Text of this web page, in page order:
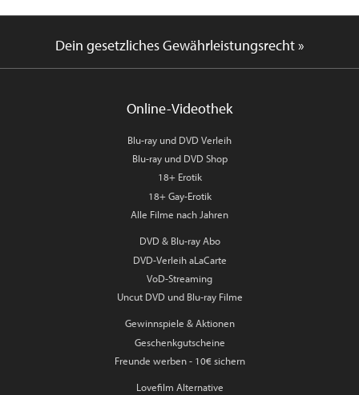
Dein gesetzliches Gewährleistungsrecht »
Online-Videothek
Blu-ray und DVD Verleih
Blu-ray und DVD Shop
18+ Erotik
18+ Gay-Erotik
Alle Filme nach Jahren
DVD & Blu-ray Abo
DVD-Verleih aLaCarte
VoD-Streaming
Uncut DVD und Blu-ray Filme
Gewinnspiele & Aktionen
Geschenkgutscheine
Freunde werben - 10€ sichern
Lovefilm Alternative